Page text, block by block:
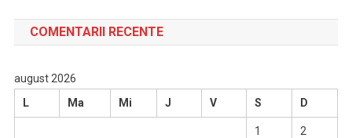
COMENTARII RECENTE
august 2026
L
Ma Mi J V S D
1 2